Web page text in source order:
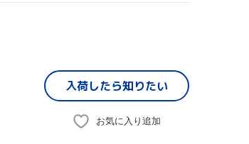
入荷したら知りたい
お気に入り追加